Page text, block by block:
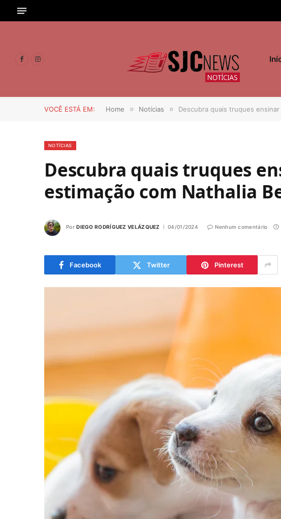
FacebookInstagram
VOCÊ ESTÁ EM: Home » Notícias » Descubra quais truques
NOTÍCIAS
Descubra quais truques
estimação com Nathalia
Por DIEGO RODRÍGUEZ VELÁZQUEZ 04/01/2024 Nenhum comentário
Facebook Twitter Pinterest